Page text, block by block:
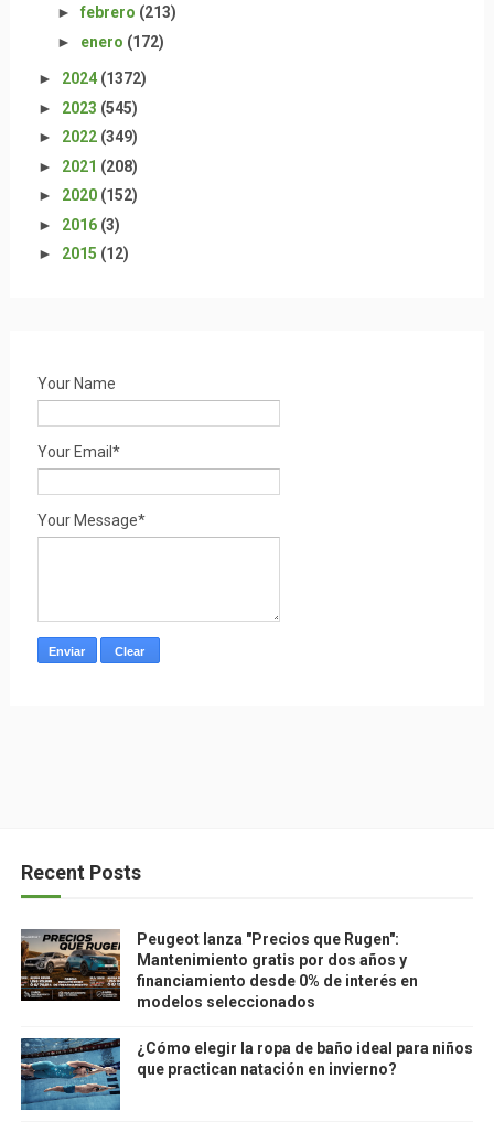
► febrero (213)
► enero (172)
► 2024 (1372)
► 2023 (545)
► 2022 (349)
► 2021 (208)
► 2020 (152)
► 2016 (3)
► 2015 (12)
Your Name
Your Email*
Your Message*
Recent Posts
Peugeot lanza "Precios que Rugen":
Mantenimiento gratis por dos años y
financiamiento desde 0% de interés en
modelos seleccionados
¿Cómo elegir la ropa de baño ideal para niños
que practican natación en invierno?